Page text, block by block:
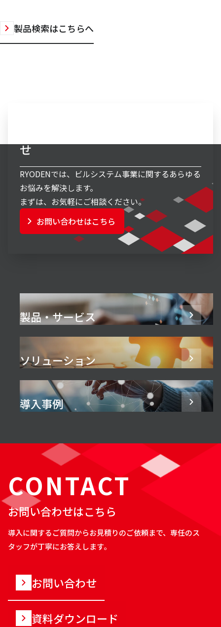
製品検索はこちらへ
せ
RYODENでは、ビルシステム事業に関するあらゆる
お悩みを解決します。
まずは、お気軽にご相談ください。
お問い合わせはこちら
製品・サービス
ソリューション
導入事例
CONTACT
お問い合わせはこちら
導入に関するご質問からお見積りのご依頼まで、専任のス
タッフが丁寧にお答えします。
お問い合わせ
資料ダウンロード